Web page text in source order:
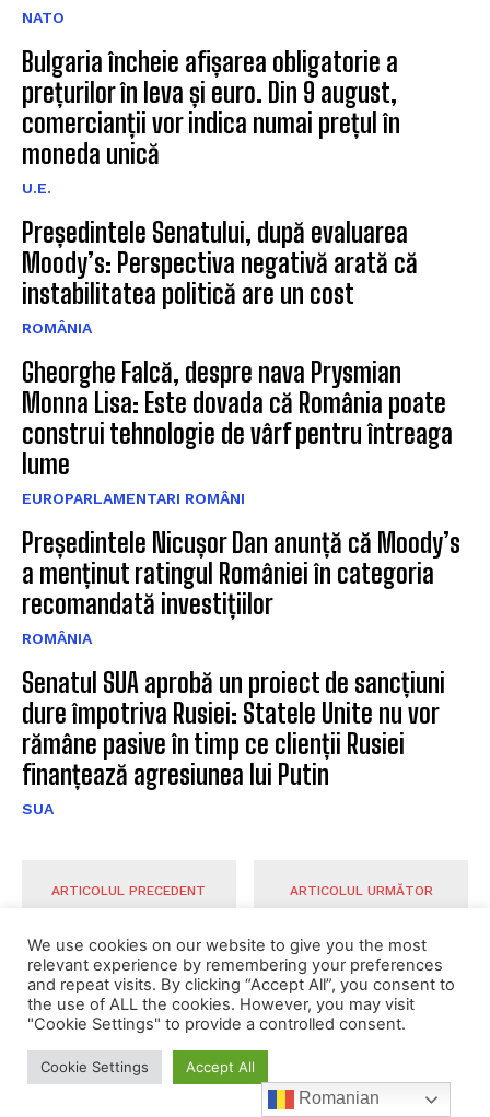
NATO
Bulgaria încheie afișarea obligatorie a
prețurilor în leva și euro. Din 9 august,
comercianții vor indica numai prețul în
moneda unică
U.E.
Președintele Senatului, după evaluarea
Moody’s: Perspectiva negativă arată că
instabilitatea politică are un cost
ROMÂNIA
Gheorghe Falcă, despre nava Prysmian
Monna Lisa: Este dovada că România poate
construi tehnologie de vârf pentru întreaga
lume
EUROPARLAMENTARI ROMÂNI
Președintele Nicușor Dan anunță că Moody’s
a menținut ratingul României în categoria
recomandată investițiilor
ROMÂNIA
Senatul SUA aprobă un proiect de sancțiuni
dure împotriva Rusiei: Statele Unite nu vor
rămâne pasive în timp ce clienții Rusiei
finanțează agresiunea lui Putin
SUA
ARTICOLUL PRECEDENT
Ministrul german de
ARTICOLUL URMĂTOR
dure la adresa statelor
membre NATO care nu alocă
We use cookies on our website to give you the most
relevant experience by remembering your preferences
and repeat visits. By clicking “Accept All”, you consent to
the use of ALL the cookies. However, you may visit
"Cookie Settings" to provide a controlled consent.
Cookie Settings Accept All
Romanian